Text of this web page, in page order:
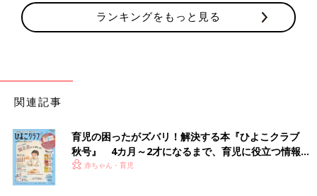
ランキングをもっと見る
関連記事
育児の困ったがズバリ！解決する本『ひよこクラブ
秋号』 4カ月～2才になるまで、育児に役立つ情報が
いっぱい！
赤ちゃん・育児